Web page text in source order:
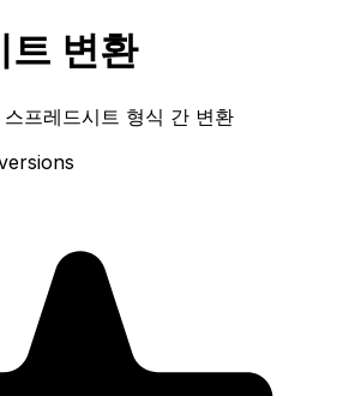
트 변환
프레드시트 형식 간 변환